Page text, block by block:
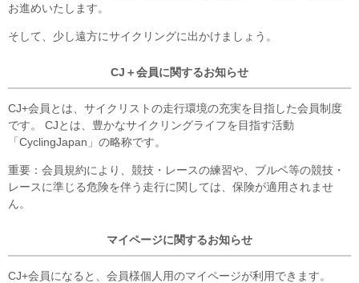
お進めいたします。
そして、少し遠方にサイクリングに出かけましょう。
CJ＋会員に関するお知らせ
CJ+会員とは、サイクリストの走行環境の充実を目指した会員制度
です。 CJとは、豊かなサイクリングライフを目指す活動
「CyclingJapan」の略称です。
重要：会員規約により、競技・レースの練習や、ブルベ等の競技・
レースに準じる危険を伴う走行に関しては、保険が適用されませ
ん。
マイページに関するお知らせ
CJ+会員になると、会員様個人用のマイページが利用できます。